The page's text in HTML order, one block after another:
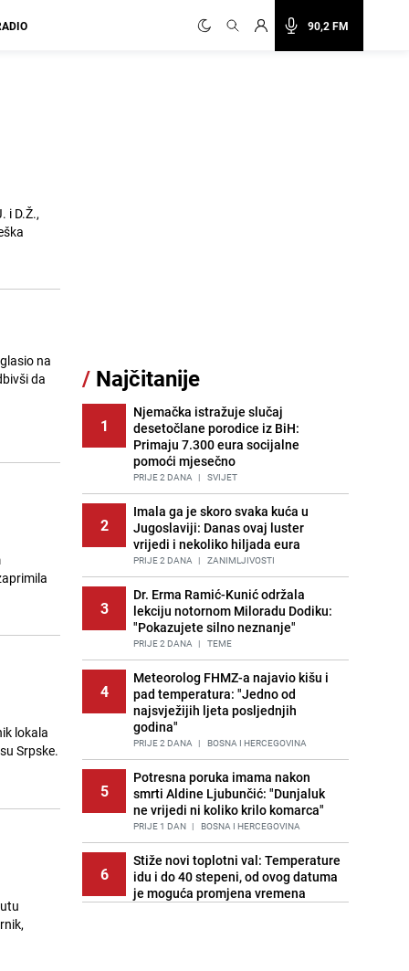
90,2 FM
i D.Ž.,
na
da
lokala
Srpske.
/ Najčitanije
1
Njemačka istražuje slučaj
desetočlane porodice iz BiH:
Primaju 7.300 eura socijalne
pomoći mjesečno
PRIJE 2 DANA | SVIJET
2
Imala ga je skoro svaka kuća u
Jugoslaviji: Danas ovaj luster
vrijedi i nekoliko hiljada eura
PRIJE 2 DANA | ZANIMLJIVOSTI
3
Dr. Erma Ramić-Kunić održala
lekciju notornom Miloradu Dodiku:
"Pokazujete silno neznanje"
PRIJE 2 DANA | TEME
4
Meteorolog FHMZ-a najavio kišu i
pad temperatura: "Jedno od
najsvježijih ljeta posljednjih
godina"
PRIJE 2 DANA | BOSNA I HERCEGOVINA
5
Potresna poruka imama nakon
smrti Aldine Ljubunčić: "Dunjaluk
ne vrijedi ni koliko krilo komarca"
PRIJE 1 DAN | BOSNA I HERCEGOVINA
6
Stiže novi toplotni val: Temperature
idu i do 40 stepeni, od ovog datuma
je moguća promjena vremena